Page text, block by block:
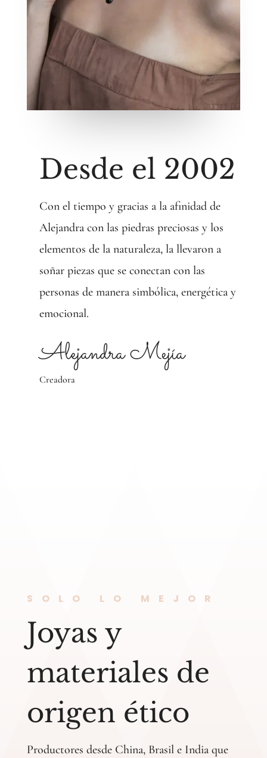
Desde el 2002
Con el tiempo y gracias a la afinidad de
Alejandra con las piedras preciosas y los
elementos de la naturaleza, la llevaron a
soñar piezas que se conectan con las
personas de manera simbólica, energética y
emocional.
Alejandra Mejía
Creadora
SOLO LO MEJOR
Joyas y
materiales de
origen ético
Productores desde China, Brasil e India que